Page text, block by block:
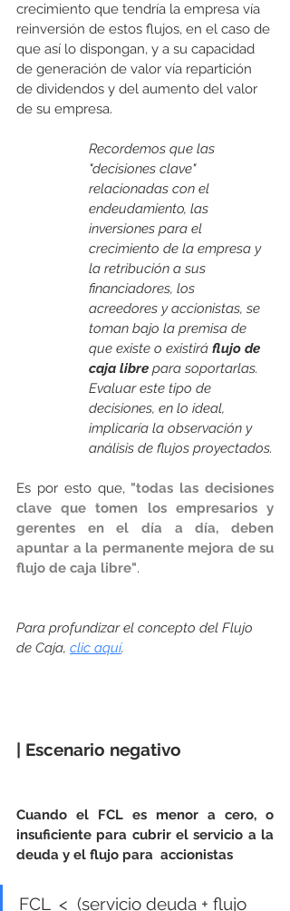
crecimiento que tendría la empresa vía
reinversión de estos flujos, en el caso de
que así lo dispongan, y a su capacidad
de generación de valor vía repartición
de dividendos y del aumento del valor
de su empresa.
Recordemos que las
"decisiones clave"
relacionadas con el
endeudamiento, las
inversiones para el
crecimiento de la empresa y
la retribución a sus
financiadores, los
acreedores y accionistas, se
toman bajo la premisa de
que existe o existirá flujo de
caja libre para soportarlas.
Evaluar este tipo de
decisiones, en lo ideal,
implicaría la observación y
análisis de flujos proyectados.
Es por esto que, "todas las decisiones
clave que tomen los empresarios y
gerentes en el día a día, deben
apuntar a la permanente mejora de su
flujo de caja libre".
Para profundizar el concepto del Flujo
de Caja, clic aquí.
| Escenario negativo
Cuando el FCL es menor a cero, o
insuficiente para cubrir el servicio a la
deuda y el flujo para  accionistas
FCL  <  (servicio deuda + flujo